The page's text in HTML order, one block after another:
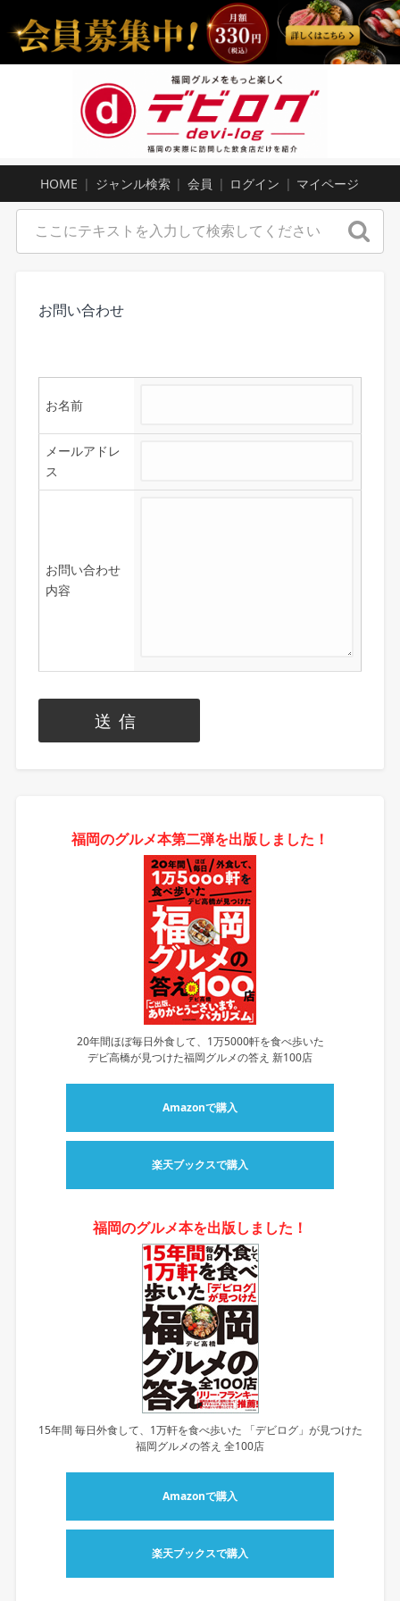
HOME ジャンル検索 会員 ログイン マイページ
お問い合わせ
お名前
メールアドレ
ス
お問い合わせ
内容
福岡のグルメ本第二弾を出版しました！
20年間ほぼ毎日外食して、1万5000軒を食べ歩いた
デビ高橋が見つけた福岡グルメの答え 新100店
Amazonで購入
楽天ブックスで購入
福岡のグルメ本を出版しました！
15年間 毎日外食して、1万軒を食べ歩いた 「デビログ」が見つけた
福岡グルメの答え 全100店
Amazonで購入
楽天ブックスで購入